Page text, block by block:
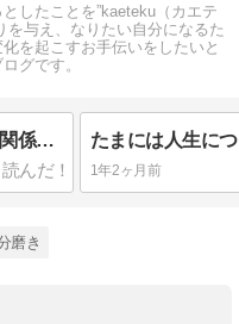
したことを”kaeteku（カエテ
を与え、なりたい自分になるた
を起こすお手伝いをしたいと
グです。
お小遣い制をやめたら、お金との関係が変わった
1年2ヶ月前
磨き